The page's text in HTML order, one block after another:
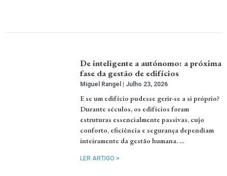
De inteligente a autónomo: a próxima
fase da gestão de edifícios
Miguel Rangel Julho 23, 2026
E se um edifício pudesse gerir-se a si próprio?
Durante séculos, os edifícios foram
estruturas essencialmente passivas, cujo
conforto, eficiência e segurança dependiam
inteiramente da gestão humana. …
LER ARTIGO >